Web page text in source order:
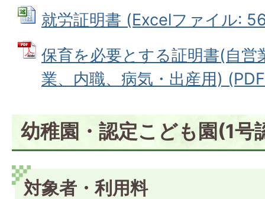
就労証明書 (Excelファイル:
保育を必要とする証明書(自営
業、内職、病気・出産用)
幼稚園・認定こども園(1号
対象者・利用料